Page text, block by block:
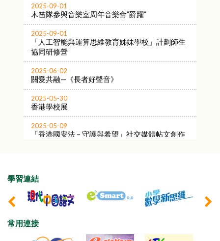
2026-05-30
「伴你高飛」獎勵計劃2025/26
2026-07-03
公民教育微電影創作大賽
2025-09-01
木笛隊參與音樂室周年音樂會”爵躍”
2025-09-01
「人工智能與運算思維教育姊妹學校」計劃師生
協同研修營
2025-06-02
關愛共融—《長者好聲音》
2025-05-30
香港學校展
2025-05-09
「香港國安法 – 守護與希望」社交媒體帖文創作
2025-04-02
「區區有貓店長．攝影作品公開徵集」
2025-03-23
天主教教區學校發光發熱塔冷通籌款活動
學習連結
常用連接